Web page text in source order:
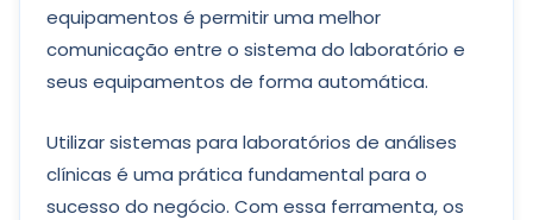
equipamentos é permitir uma melhor
comunicação entre o sistema do laboratório e
seus equipamentos de forma automática.
Utilizar sistemas para laboratórios de análises
clínicas é uma prática fundamental para o
sucesso do negócio. Com essa ferramenta, os